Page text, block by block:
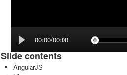
00:00/00:00
Slide contents
AngularJS